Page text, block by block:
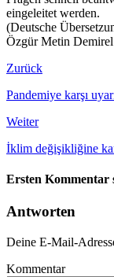
eingeleitet werden.
(Deutsche
Özgür Metin Demirel
Zurück
Pandemiye karşı
Weiter
İklim değişikliğine
Ersten Kommentar
Antworten
Deine E-Mail-
Kommentar